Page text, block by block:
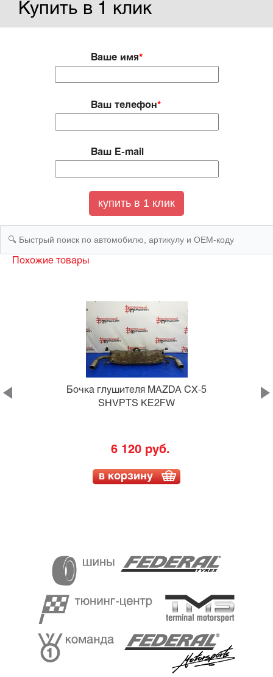
Купить в 1 клик
Ваше имя*
Ваш телефон*
Ваш E-mail
Похожие товары
Бочка глушителя MAZDA CX-5
SHVPTS KE2FW
6 120 руб.
в корзину